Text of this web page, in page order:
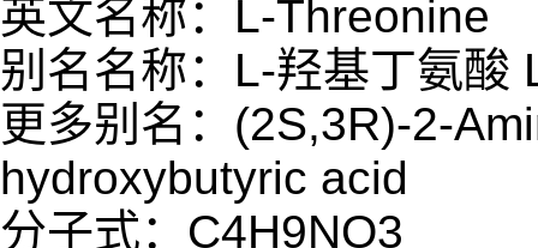
英文名称：L-Threonine
别名名称：L-羟基丁氨酸
更多别名：(2S,3R)-2-
hydroxybutyric acid
分子式：C4H9NO3